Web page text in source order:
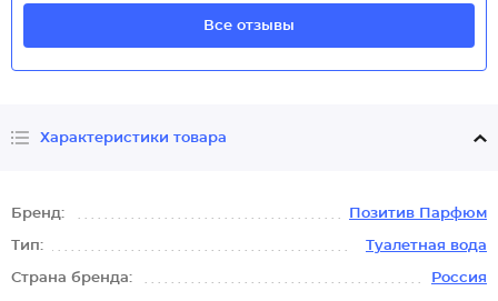
Все отзывы
Характеристики товара
Бренд: Позитив Парфюм
Тип: Туалетная вода
Страна бренда: Россия